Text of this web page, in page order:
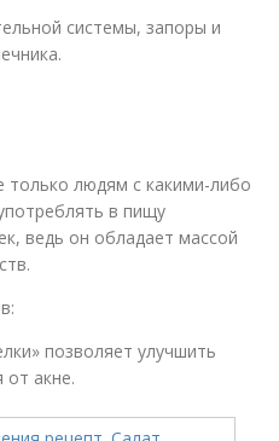
системы, запоры и
только людям с какими-либо
в пищу
ведь он обладает массой
позволяет улучшить
от акне.